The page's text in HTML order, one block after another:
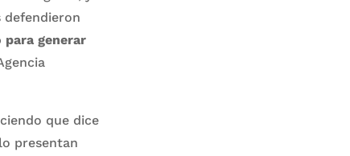
defendieron
generar
que dice
presentan